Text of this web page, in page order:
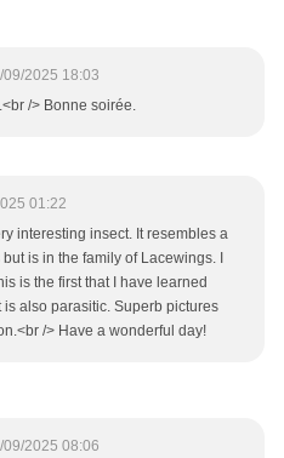
09/2025 18:03
/> Bonne soirée.
01:22
interesting insect. It resembles a
is in the family of Lacewings. I
is the first that I have learned
is also parasitic. Superb pictures
/> Have a wonderful day!
09/2025 08:06